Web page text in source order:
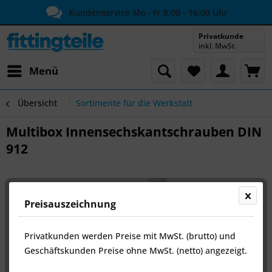
Kundenservice Mo - Fr 8:00 - 16:00 Uhr
Menü
Privatkunde
inkl. MwSt.
Übersicht Sortimente für die Werkstatt
Multibox Innensechskantschrauben DIN
912
Preisauszeichnung
Privatkunden werden Preise mit MwSt. (brutto) und
Geschäftskunden Preise ohne MwSt. (netto) angezeigt.